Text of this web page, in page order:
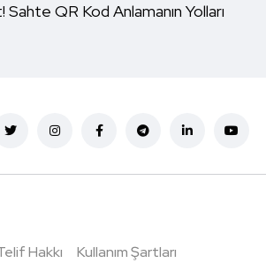
QR Kod Anlamanın Yolları
Hakkı Kullanım Şartları